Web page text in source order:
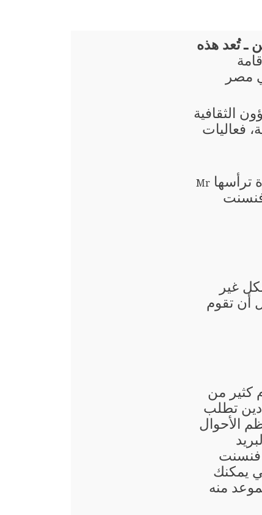
ـ تُعد هذه
مصر
الثقافية
فعاليات
ترأسها Mr
غير
أن تقوم
كثير من
تطلب
الأحوال
فنسنت
يمكنك
منه